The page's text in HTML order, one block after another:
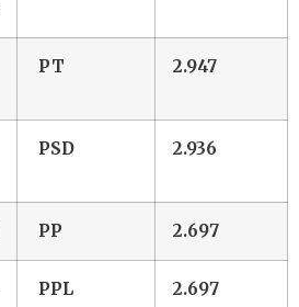
PT 2.947
PSD 2.936
PP 2.697
PPL 2.697